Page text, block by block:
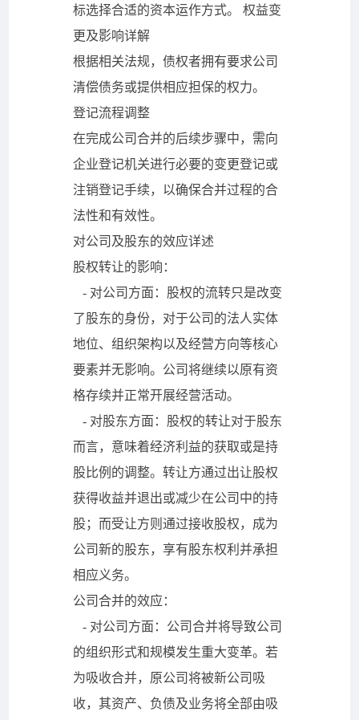
标选择合适的资本运作方式。 权益变
更及影响详解
根据相关法规，债权者拥有要求公司
清偿债务或提供相应担保的权力。
登记流程调整
在完成公司合并的后续步骤中，需向
企业登记机关进行必要的变更登记或
注销登记手续，以确保合并过程的合
法性和有效性。
对公司及股东的效应详述
股权转让的影响：
- 对公司方面：股权的流转只是改变
了股东的身份，对于公司的法人实体
地位、组织架构以及经营方向等核心
要素并无影响。公司将继续以原有资
格存续并正常开展经营活动。
- 对股东方面：股权的转让对于股东
而言，意味着经济利益的获取或是持
股比例的调整。转让方通过出让股权
获得收益并退出或减少在公司中的持
股；而受让方则通过接收股权，成为
公司新的股东，享有股东权利并承担
相应义务。
公司合并的效应：
- 对公司方面：公司合并将导致公司
的组织形式和规模发生重大变革。若
为吸收合并，原公司将被新公司吸
收，其资产、负债及业务将全部由吸